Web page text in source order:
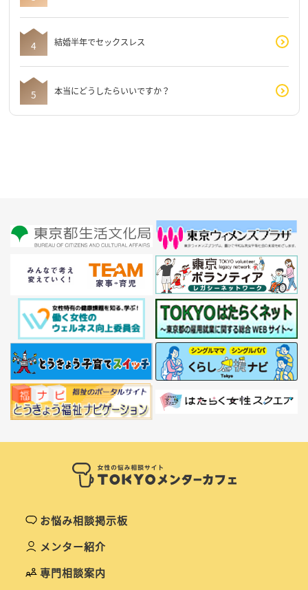
結婚半年でセックスレス
本当にどうしたらいいですか？
お悩み相談掲示板
メンター紹介
専門相談案内